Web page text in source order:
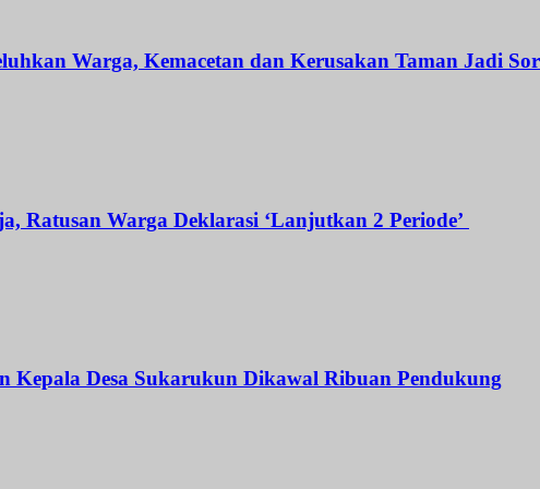
Warga, Kemacetan dan Kerusakan Taman Jadi
Ratusan Warga Deklarasi ‘Lanjutkan 2 Periode’
Desa Sukarukun Dikawal Ribuan Pendukung